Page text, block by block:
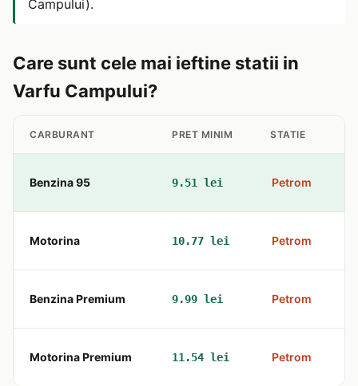
Campului).
Care sunt cele mai ieftine statii in
Varfu Campului?
CARBURANT PRET MINIM STATIE
Benzina 95 9.51 lei Petrom
Motorina 10.77 lei Petrom
Benzina Premium 9.99 lei Petrom
Motorina Premium 11.54 lei Petrom